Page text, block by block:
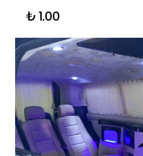
₺ 1.00